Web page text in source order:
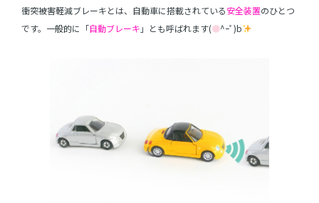
衝突被害軽減ブレーキとは、自動車に搭載されている安全装置のひとつ
です。一般的に「自動ブレーキ 」とも呼ばれます(●^ｰﾟ)b